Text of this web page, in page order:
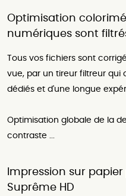
Optimisation
numériques sont
Tous vos fichiers sont
vue, par un tireur filtreur qui
dédiés et d'une longue
Optimisation globale de la
contraste ...
Impression sur
Suprême HD